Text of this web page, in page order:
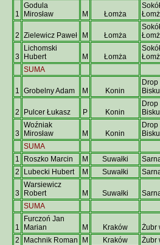
1
Godula
Mirosław
M Łomża
2 Zielewicz Paweł M Łomża
3
Lichomski
Hubert
M Łomża
SUMA
1 Grobelny Adam M Konin
2 Pulcer Łukasz P Konin
3
Woźniak
Mirosław
M Konin
SUMA
1
Roszko Marcin M Suwałki
2
Lubecki Hubert M Suwałki
3
Warsiewicz
Robert
M Suwałki
SUMA
1
Furczoń Jan
Marian
M Kraków
Żubr
2
Machnik Roman M Kraków
Żubr